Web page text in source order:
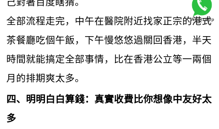
全部流程走完，中午在醫院附近找家正宗的港式
茶餐廳吃個午飯，下午慢悠悠過關回香港，半天
時間就能搞定全部事情，比在香港公立等一兩個
月的排期爽太多。
四、明明白白算錢：真實收費比你想像中友好太
多